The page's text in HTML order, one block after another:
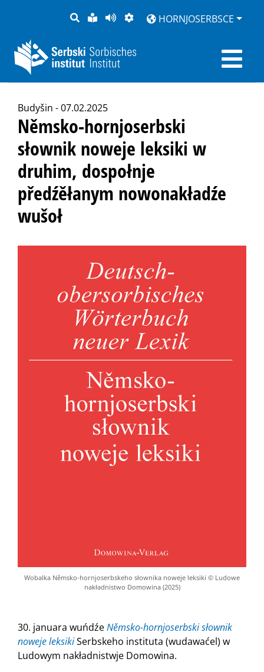
PYTANJE
LOCHKA
RĚČ
STRONU
PŘEDČITAĆ
ZWOBRAZNJENJE
HORNJOSERBSCE
Budyšin - 07.02.2025
Němsko-hornjoserbski
słownik noweje leksiki w
druhim, dospołnje
předźěłanym nowonakładźe
wušoł
Wobalka Němsko-hornjoserbskeho słownika noweje leksiki © Ludowe
nakładnistwo Domowina (2025)
30. januara wuńdźeNěmsko-hornjoserbski słownik
noweje leksikiSerbskeho instituta (wudawaćel) w
Ludowym nakładnistwje Domowina.